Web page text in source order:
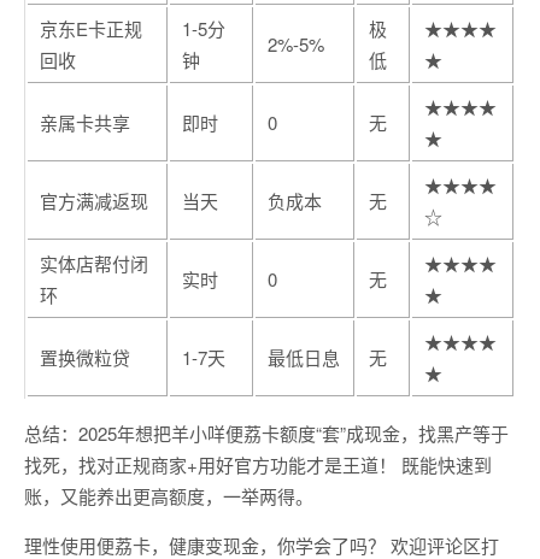
京东E卡正规
回收
1-5分
钟
2%-5%
极
低
★★★★
★
亲属卡共享 即时 0 无
★★★★
★
官方满减返现 当天 负成本 无
★★★★
☆
实体店帮付闭
环
实时 0 无
★★★★
★
置换微粒贷 1-7天 最低日息 无
★★★★
★
总结：2025年想把羊小咩便荔卡额度“套”成现金，找黑产等于
找死，找对正规商家+用好官方功能才是王道！ 既能快速到
账，又能养出更高额度，一举两得。
理性使用便荔卡，健康变现金，你学会了吗？ 欢迎评论区打